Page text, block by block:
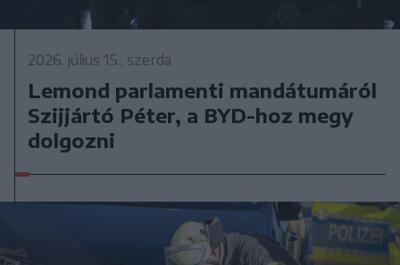
2026. július 15., szerda
Lemond parlamenti mandátumáról
Szijjártó Péter, a BYD-hoz megy
dolgozni